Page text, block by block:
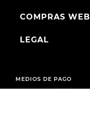
COMPRAS WEB
LEGAL
MEDIOS DE PAGO